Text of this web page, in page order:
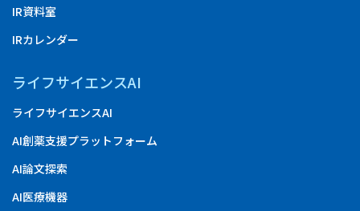
IR資料室
IRカレンダー
ライフサイエンスAI
ライフサイエンスAI
AI創薬支援プラットフォーム
AI論文探索
AI医療機器